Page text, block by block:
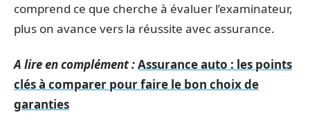
comprend ce que cherche à évaluer l’examinateur,
plus on avance vers la réussite avec assurance.
A lire en complément :Assurance auto : les points
clés à comparer pour faire le bon choix de
garanties